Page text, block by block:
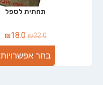
תחתית לספל
₪32.0
₪18.0
בחר אפשרויות